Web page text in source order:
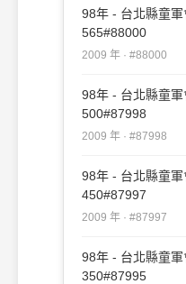
98年 - 台北縣童
565#88000
2009 年 · #88000
98年 - 台北縣童
500#87998
2009 年 · #87998
98年 - 台北縣童
450#87997
2009 年 · #87997
98年 - 台北縣童
350#87995